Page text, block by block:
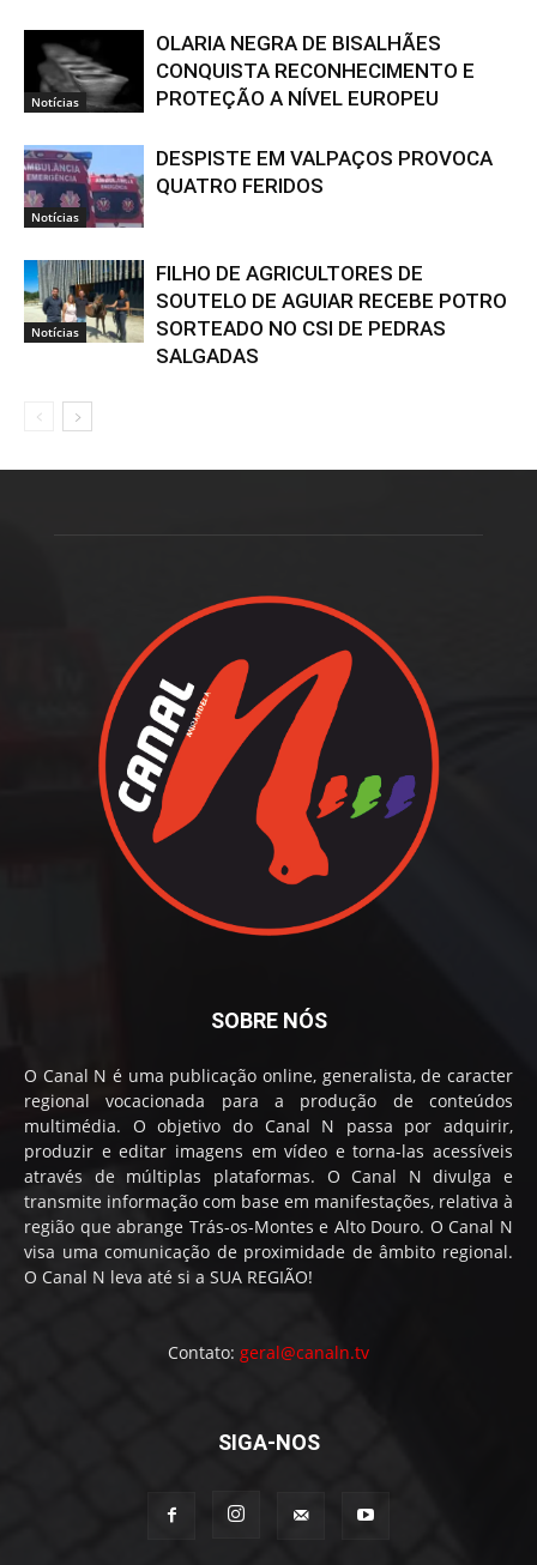
Notícias
OLARIA NEGRA DE BISALHÃES
CONQUISTA RECONHECIMENTO E
PROTEÇÃO A NÍVEL EUROPEU
Notícias
DESPISTE EM VALPAÇOS PROVOCA
QUATRO FERIDOS
Notícias
FILHO DE AGRICULTORES DE
SOUTELO DE AGUIAR RECEBE POTRO
SORTEADO NO CSI DE PEDRAS
SALGADAS
SOBRE NÓS
O Canal N é uma publicação online, generalista, de caracter
regional vocacionada para a produção de conteúdos
multimédia. O objetivo do Canal N passa por adquirir,
produzir e editar imagens em vídeo e torna-las acessíveis
através de múltiplas plataformas. O Canal N divulga e
transmite informação com base em manifestações, relativa à
região que abrange Trás-os-Montes e Alto Douro. O Canal N
visa uma comunicação de proximidade de âmbito regional.
O Canal N leva até si a SUA REGIÃO!
Contato: geral@canaln.tv
SIGA-NOS